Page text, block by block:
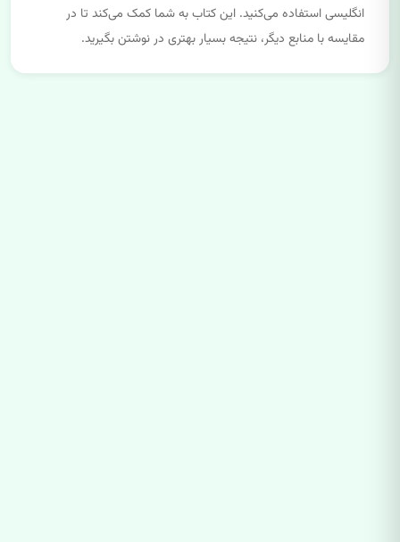
انگلیسی استفاده می‌کنید. این کتاب به شما کمک می‌کند تا در
مقایسه با منابع دیگر، نتیجه بسیار بهتری در نوشتن بگیرید.